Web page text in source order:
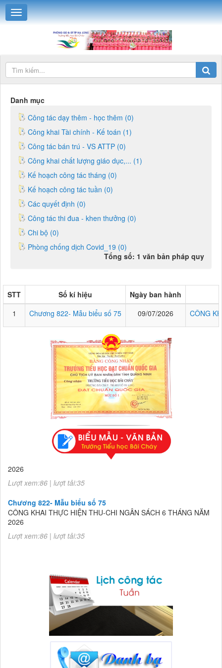
Danh mục
Công tác dạy thêm - học thêm (0)
Công khai Tài chính - Kế toán (1)
Công tác bán trú - VS ATTP (0)
Công khai chất lượng giáo dục,... (1)
Kế hoạch công tác tháng (0)
Kế hoạch công tác tuần (0)
Các quyết định (0)
Công tác thi đua - khen thưởng (0)
Chi bộ (0)
Phòng chống dịch Covid_19 (0)
Tổng số: 1 văn bản pháp quy
STT Số kí hiệu
Ngày ban hành
1
Chương 822- Mẫu biểu số 75 09/07/2026 CÔNG
Chương 822- Mẫu biểu số 75
CÔNG KHAI THỰC HIỆN THU-CHI NGÂN SÁCH 6 THÁNG NĂM
2026
Lượt xem:86 | lượt tải:35
Chương 822- Mẫu biểu số 75
CÔNG KHAI THỰC HIỆN THU-CHI NGÂN SÁCH 6 THÁNG NĂM
2026
Lượt xem:86 | lượt tải:35